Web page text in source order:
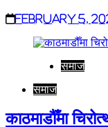
February 5,
समाज
समाज
काठमाडौँमा